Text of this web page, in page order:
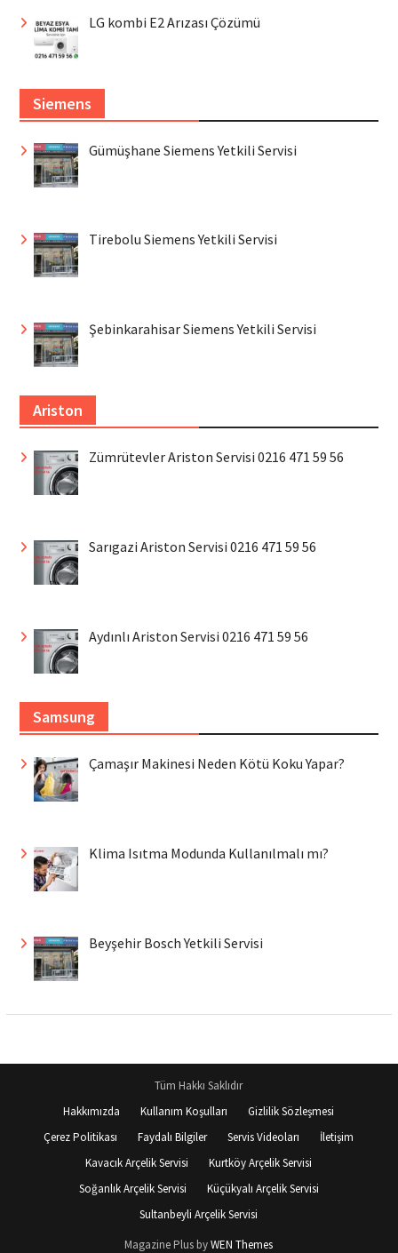
LG kombi E2 Arızası Çözümü
Siemens
Gümüşhane Siemens Yetkili Servisi
Tirebolu Siemens Yetkili Servisi
Şebinkarahisar Siemens Yetkili Servisi
Ariston
Zümrütevler Ariston Servisi 0216 471 59 56
Sarıgazi Ariston Servisi 0216 471 59 56
Aydınlı Ariston Servisi 0216 471 59 56
Samsung
Çamaşır Makinesi Neden Kötü Koku Yapar?
Klima Isıtma Modunda Kullanılmalı mı?
Beyşehir Bosch Yetkili Servisi
Tüm Hakkı Saklıdır
Hakkımızda
Kullanım Koşulları
Gizlilik Sözleşmesi
Çerez Politikası
Faydalı Bilgiler Servis Videoları
İletişim
Kavacık Arçelik Servisi
Kurtköy Arçelik Servisi
Soğanlık Arçelik Servisi
Küçükyalı Arçelik Servisi
Sultanbeyli Arçelik Servisi
Magazine Plus byWEN Themes